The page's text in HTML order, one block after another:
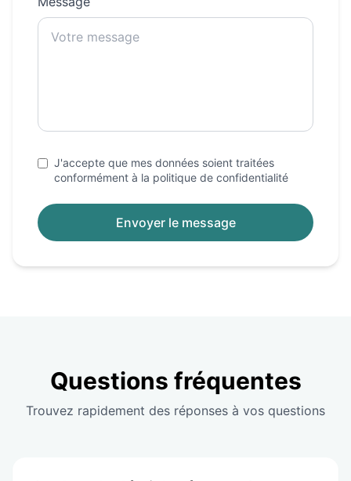
J'accepte que mes données soient traitées
conformément à la politique de confidentialité
Envoyer le message
Questions fréquentes
Trouvez rapidement des réponses à vos questions